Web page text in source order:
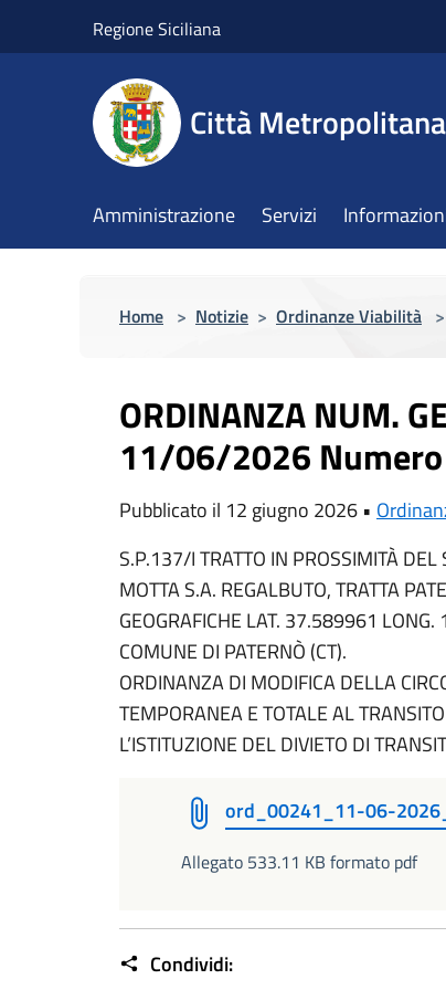
Regione Siciliana
Città
Amministrazione Servizi
Home > Notizie > Ordinanze Viabilità >
ORDINANZA NUM.
11/06/2026
Pubblicato il 12 giugno 2026 •
S.P.137/I TRATTO IN PROSSIMITÀ
MOTTA S.A. REGALBUTO, TRATTA
GEOGRAFICHE LAT. 37.589961
COMUNE DI PATERNÒ (CT).
ORDINANZA DI MODIFICA DELLA
TEMPORANEA E TOTALE AL
L’ISTITUZIONE DEL DIVIETO DI
ord_00241_11-06-
Allegato 533.11 KB formato pdf
Condividi: